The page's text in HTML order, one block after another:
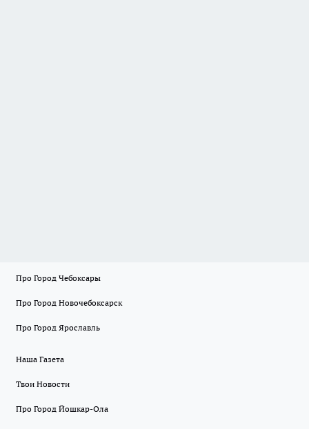
Про Город Чебоксары
Про Город Новочебоксарск
Про Город Ярославль
Наша Газета
Твои Новости
Про Город Йошкар-Ола